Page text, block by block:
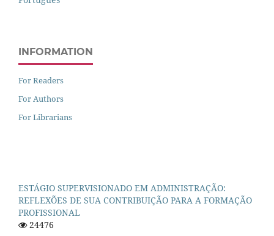
INFORMATION
For Readers
For Authors
For Librarians
ESTÁGIO SUPERVISIONADO EM ADMINISTRAÇÃO:
REFLEXÕES DE SUA CONTRIBUIÇÃO PARA A FORMAÇÃO
PROFISSIONAL
24476